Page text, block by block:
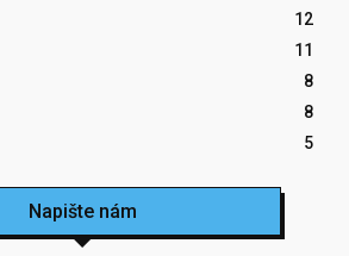
12
11
8
8
5
Napište nám